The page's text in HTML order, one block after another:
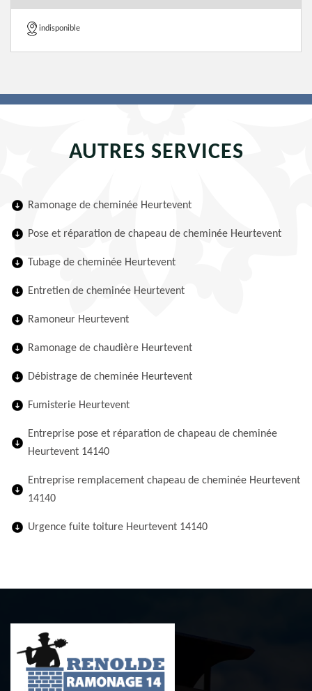
indisponible
AUTRES SERVICES
Ramonage de cheminée Heurtevent
Pose et réparation de chapeau de cheminée Heurtevent
Tubage de cheminée Heurtevent
Entretien de cheminée Heurtevent
Ramoneur Heurtevent
Ramonage de chaudière Heurtevent
Débistrage de cheminée Heurtevent
Fumisterie Heurtevent
Entreprise pose et réparation de chapeau de cheminée
Heurtevent 14140
Entreprise remplacement chapeau de cheminée Heurtevent
14140
Urgence fuite toiture Heurtevent 14140